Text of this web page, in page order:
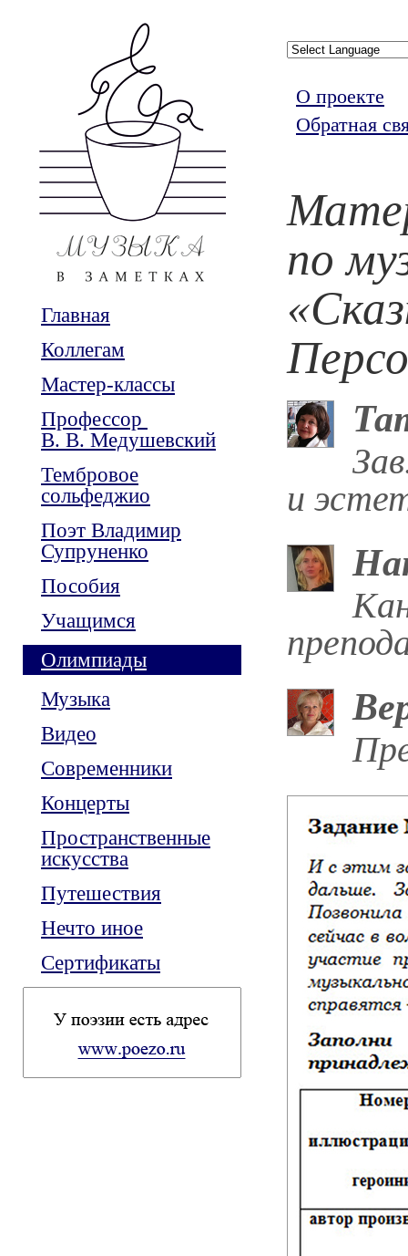
Главная
Коллегам
Мастер-классы
Профессор
В. В. Медушевский
Тембровое
сольфеджио
Поэт Владимир
Супруненко
Пособия
Учащимся
Олимпиады
Музыка
Видео
Современники
Концерты
Пространственные
искусства
Путешествия
Нечто иное
Сертификаты
О проекте
Обратная
по
и